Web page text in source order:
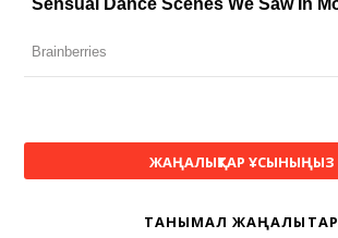
ЖАҢАЛЫҚТАР ҰСЫНЫҢЫЗ
ТАНЫМАЛ ЖАҢАЛЫҚТАР